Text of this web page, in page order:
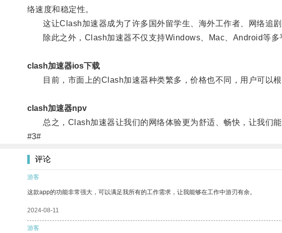
络速度和稳定性。
这让Clash加速器成为了许多国外留学生、海外工作者、网络追剧
除此之外，Clash加速器不仅支持Windows、Mac、Android等多
clash加速器ios下载
目前，市面上的Clash加速器种类繁多，价格也不同，用户可以根
clash加速器npv
总之，Clash加速器让我们的网络体验更为舒适、畅快，让我们能
#3#
评论
游客
这款app的功能非常强大，可以满足我所有的工作需求，让我能够在工作中游刃有余。
2024-08-11
游客